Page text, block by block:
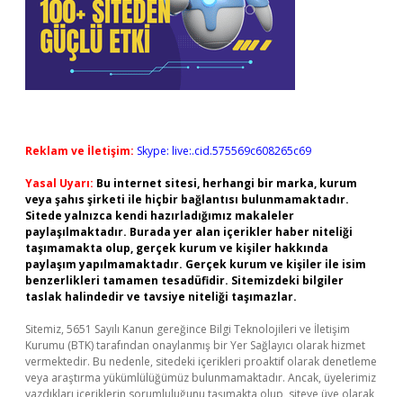
Reklam ve İletişim: Skype: live:.cid.575569c608265c69
Yasal Uyarı: Bu internet sitesi, herhangi bir marka, kurum
veya şahıs şirketi ile hiçbir bağlantısı bulunmamaktadır.
Sitede yalnızca kendi hazırladığımız makaleler
paylaşılmaktadır. Burada yer alan içerikler haber niteliği
taşımamakta olup, gerçek kurum ve kişiler hakkında
paylaşım yapılmamaktadır. Gerçek kurum ve kişiler ile isim
benzerlikleri tamamen tesadüfidir. Sitemizdeki bilgiler
taslak halindedir ve tavsiye niteliği taşımazlar.
Sitemiz, 5651 Sayılı Kanun gereğince Bilgi Teknolojileri ve İletişim
Kurumu (BTK) tarafından onaylanmış bir Yer Sağlayıcı olarak hizmet
vermektedir. Bu nedenle, sitedeki içerikleri proaktif olarak denetleme
veya araştırma yükümlülüğümüz bulunmamaktadır. Ancak, üyelerimiz
yazdıkları içeriklerin sorumluluğunu taşımakta olup, siteye üye olarak